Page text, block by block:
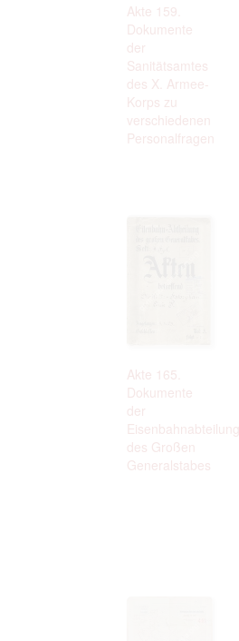
Akte 159.
Dokumente
der
Sanitätsamtes
des X. Armee-
Korps zu
verschiedenen
Personalfragen
Akte 165.
Dokumente
der
Eisenbahnabteilung
des Großen
Generalstabes